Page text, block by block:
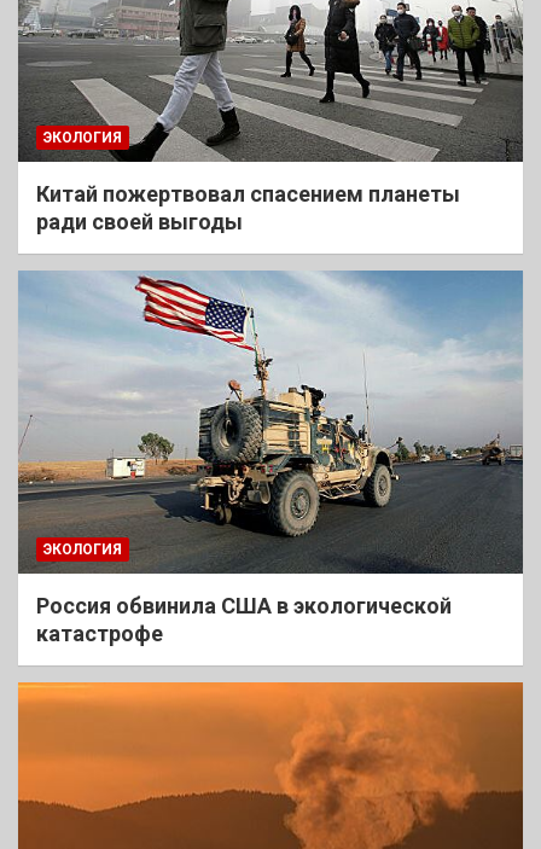
ЭКОЛОГИЯ
Китай пожертвовал спасением планеты
ради своей выгоды
ЭКОЛОГИЯ
Россия обвинила США в экологической
катастрофе